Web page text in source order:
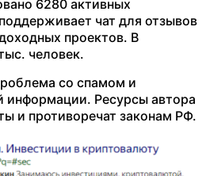
6280 активных
чат для отзывов
проектов. В
человек.
со спамом и
информации. Ресурсы автора
и противоречат законам РФ.